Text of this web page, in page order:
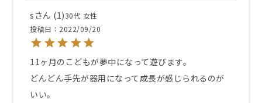
s 1 30代 女性
投稿日
2022/09/20
11ヶ月のこどもが夢中になって遊びます。
どんどん手先が器用になって成長が感じられるのが
いい。